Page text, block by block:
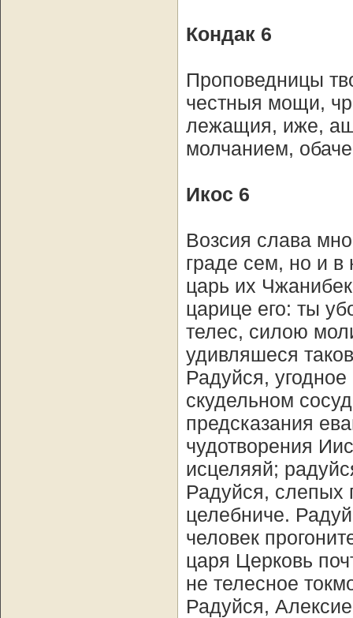
Кондак 6
Проповедницы
честныя мощи,
лежащия, иже,
молчанием,
Икос 6
Возсия слава
граде сем, но и в
царь их
царице его: ты
телес, силою
удивляшеся
Радуйся,
скудельном
предсказания
чудотворения
исцеляяй;
Радуйся, слепых
целебниче.
человек
царя Церковь
не телесное
Радуйся,